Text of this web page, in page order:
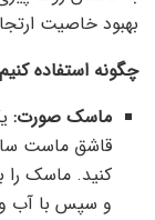
بهبود خاصیت
چگونه استفاده
ماسک صورت:
قاشق ماست
و سپس با آب